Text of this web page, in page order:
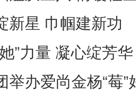
新星 巾帼建新功
”力量 凝心绽芳华
举办爱尚金杨“莓